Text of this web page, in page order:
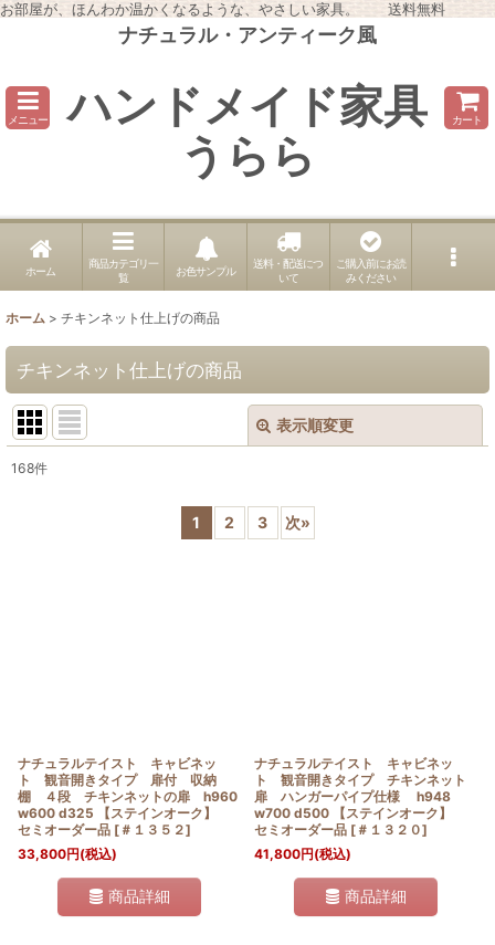
お部屋が、ほんわか温かくなるような、やさしい家具。 送料無料
ナチュラル・アンティーク風
メニュー ハンドメイド家具
うらら
カート
ホーム
商品カテゴリ一
覧
お色サンプル
送料・配送につ
いて
ご購入前にお読
みください
ホーム > チキンネット仕上げの商品
チキンネット仕上げの商品
表示順変更
168件
1 2 3 次»
ナチュラルテイスト キャビネッ
ト 観音開きタイプ 扉付 収納
棚 ４段 チキンネットの扉 h960
w600 d325 【ステインオーク】
セミオーダー品 [ ＃１３５２]
33,800円(税込)
商品詳細
ナチュラルテイスト キャビネッ
ト 観音開きタイプ チキンネット
扉 ハンガーパイプ仕様 h948
w700 d500 【ステインオーク】
セミオーダー品 [ ＃１３２０]
41,800円(税込)
商品詳細